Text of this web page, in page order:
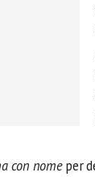
con nomeper